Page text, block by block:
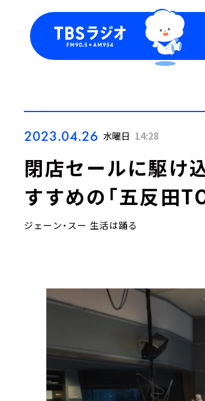
2023.04.26 水曜日 14:28
閉店セールに駆け
すすめの「五反田
ジェーン・スー 生活は踊る